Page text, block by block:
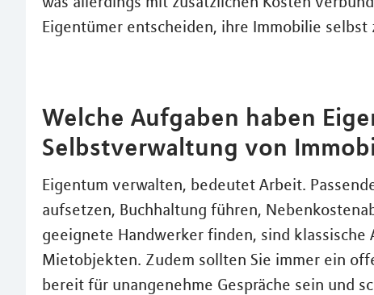
Eigentümer entscheiden, ihre Immobilie selbst
Welche Aufgaben haben
Selbstverwaltung von
Eigentum verwalten, bedeutet Arbeit.
aufsetzen, Buchhaltung führen,
geeignete Handwerker finden, sind
Mietobjekten. Zudem sollten Sie immer ein
bereit für unangenehme Gespräche sein und